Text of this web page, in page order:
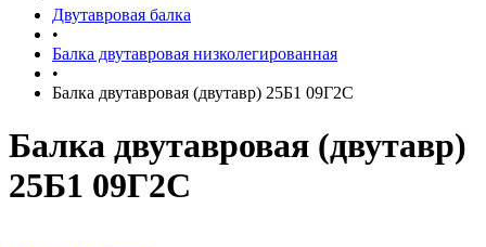
Двутавровая балка
•
Балка двутавровая низколегированная
•
Балка двутавровая (двутавр) 25Б1 09Г2С
Балка двутавровая (двутавр)
25Б1 09Г2С